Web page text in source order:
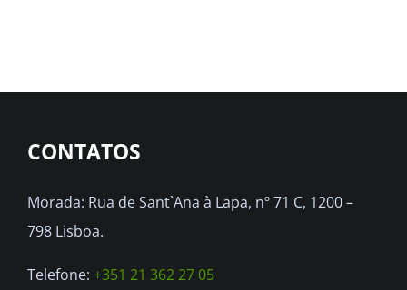
CONTATOS
Morada: Rua de Sant`Ana à Lapa, nº 71 C, 1200 –
798 Lisboa.
Telefone: +351 21 362 27 05